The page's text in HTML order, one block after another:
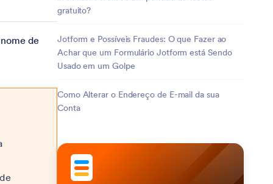
de
gratuito?
Jotform e Possíveis Fraudes: O que Fazer ao
Achar que um Formulário Jotform está Sendo
Usado em um Golpe
Como Alterar o Endereço de E-mail da sua
Conta